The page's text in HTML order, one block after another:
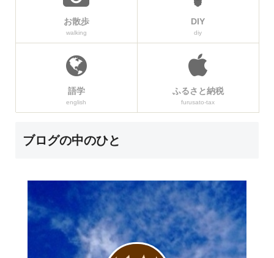
お散歩
walking
DIY
diy
語学
english
ふるさと納税
furusato-tax
ブログの中のひと